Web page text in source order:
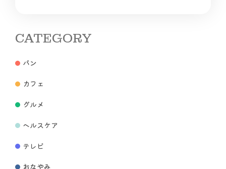
CATEGORY
パン
カフェ
グルメ
ヘルスケア
テレビ
おなやみ